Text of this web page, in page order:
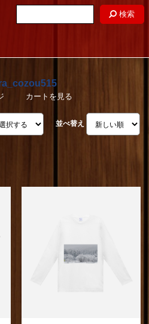
検索
カートを見る
並べ替え